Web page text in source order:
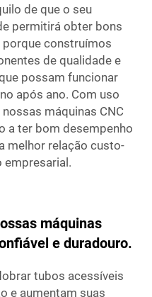
de que o seu
permitirá obter bons
construímos
de qualidade e
possam funcionar
após ano. Com uso
máquinas CNC
a ter bom desempenho
melhor relação custo-
empresarial.
máquinas
e duradouro.
tubos acessíveis
e aumentam suas